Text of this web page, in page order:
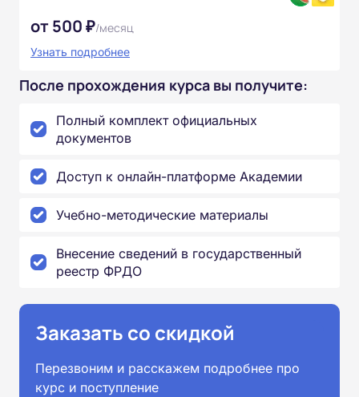
от 500 ₽/месяц
Узнать подробнее
После прохождения курса вы получите:
Полный комплект официальных
документов
Доступ к онлайн-платформе Академии
Учебно-методические материалы
Внесение сведений в государственный
реестр ФРДО
Заказать со скидкой
Перезвоним и расскажем подробнее про
курс и поступление